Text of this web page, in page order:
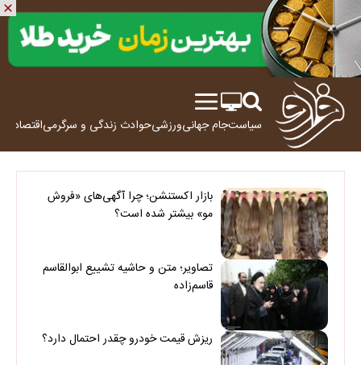
سیاستجام جهانیورزشیحوادث زندگی و سرگرمیاقتصاد
بازار اکستنشن؛ چرا آگهی‌های «فروش
مو» بیشتر شده است؟
تصاویر؛ متن و حاشیه تشییع ابوالقاسم
قاسم‌زاده
ریزش قیمت خودرو چقدر احتمال دارد؟